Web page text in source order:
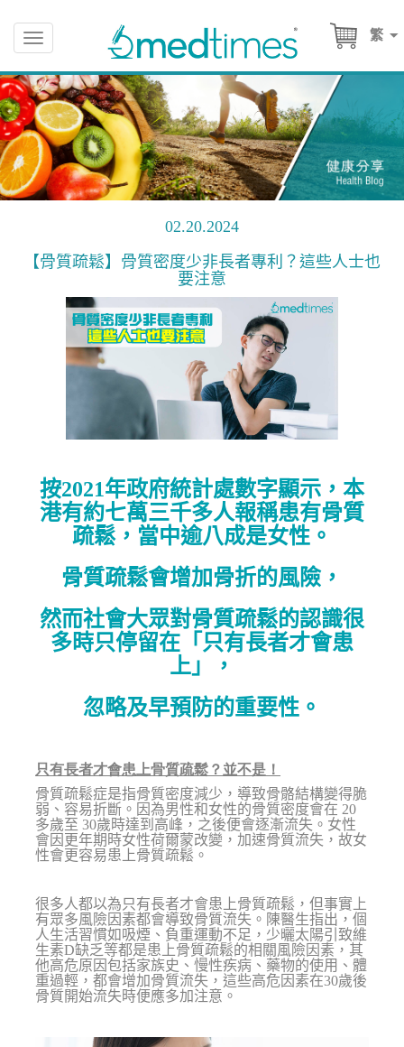
繁
Toggle
navigation
02.20.2024
【骨質疏鬆】骨質密度少非長者專利？這些人士也
要注意
按2021年政府統計處數字顯示，本
港有約七萬三千多人報稱患有骨質
疏鬆，當中逾八成是女性。
骨質疏鬆會增加骨折的風險，
然而社會大眾對骨質疏鬆的認識很
多時只停留在「只有長者才會患
上」，
忽略及早預防的重要性。
只有長者才會患上骨質疏鬆？並不是！
骨質疏鬆症是指骨質密度減少，導致骨骼結構變得脆
弱、容易折斷。因為男性和女性的骨質密度會在 20
多歲至 30歲時達到高峰，之後便會逐漸流失。女性
會因更年期時女性荷爾蒙改變，加速骨質流失，故女
性會更容易患上骨質疏鬆。
很多人都以為只有長者才會患上骨質疏鬆，但事實上
有眾多風險因素都會導致骨質流失。陳醫生指出，個
人生活習慣如吸煙、負重運動不足，少曬太陽引致維
生素D缺乏等都是患上骨質疏鬆的相關風險因素，其
他高危原因包括家族史、慢性疾病、藥物的使用、體
重過輕，都會增加骨質流失，這些高危因素在30歲後
骨質開始流失時便應多加注意。